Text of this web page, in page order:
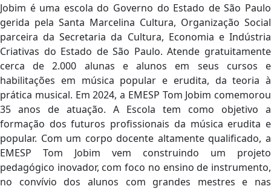
Jobim é uma escola do Governo do Estado de São Paulo
gerida pela Santa Marcelina Cultura, Organização Social
parceira da Secretaria da Cultura, Economia e Indústria
Criativas do Estado de São Paulo. Atende gratuitamente
cerca de 2.000 alunas e alunos em seus cursos e
habilitações em música popular e erudita, da teoria à
prática musical. Em 2024, a EMESP Tom Jobim comemorou
35 anos de atuação. A Escola tem como objetivo a
formação dos futuros profissionais da música erudita e
popular. Com um corpo docente altamente qualificado, a
EMESP Tom Jobim vem construindo um projeto
pedagógico inovador, com foco no ensino de instrumento,
no convívio dos alunos com grandes mestres e nas